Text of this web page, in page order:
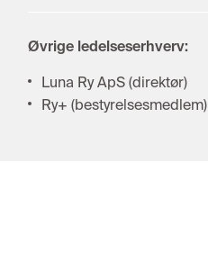
Øvrige ledelseserhverv:
Luna Ry ApS (direktør)
Ry+ (bestyrelsesmedlem)